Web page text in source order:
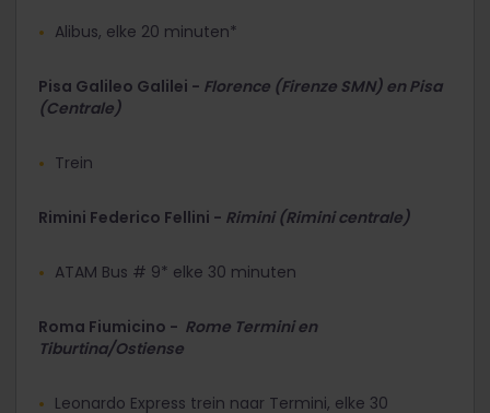
Alibus, elke 20 minuten*
Pisa Galileo Galilei - Florence (Firenze SMN) en Pisa
(Centrale)
Trein
Rimini Federico Fellini - Rimini (Rimini centrale)
ATAM Bus # 9* elke 30 minuten
Roma Fiumicino - Rome Termini en
Tiburtina/Ostiense
Leonardo Express trein naar Termini, elke 30